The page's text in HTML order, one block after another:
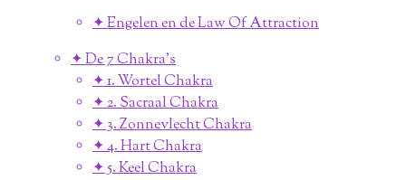
✦ Engelen en de Law Of Attraction
✦ De 7 Chakra's
✦ 1. Wortel Chakra
✦ 2. Sacraal Chakra
✦ 3. Zonnevlecht Chakra
✦ 4. Hart Chakra
✦ 5. Keel Chakra